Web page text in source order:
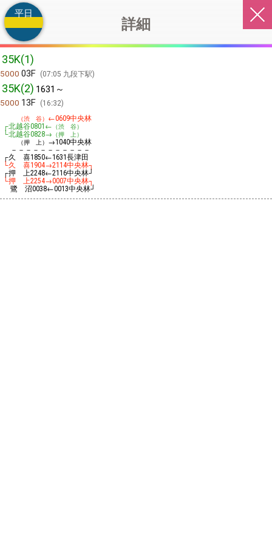
詳細
平日
35K(1)
5000 03F 07:05 九段下駅
35K(2) 1631～
5000 13F 16:32
（渋 谷） ←0609中央林
┌北越谷0801 ← （渋 谷）
└北越谷0828→ （押 上）
（押 上） →1040中央林
－－－－－－－－－－－
┌久 喜1850←1631長津田
└久 喜1904→2114中央林┐
┌押 上2248←2116中央林┘
└押 上2254→0007中央林┐
鷺 沼0038←0013中央林┘